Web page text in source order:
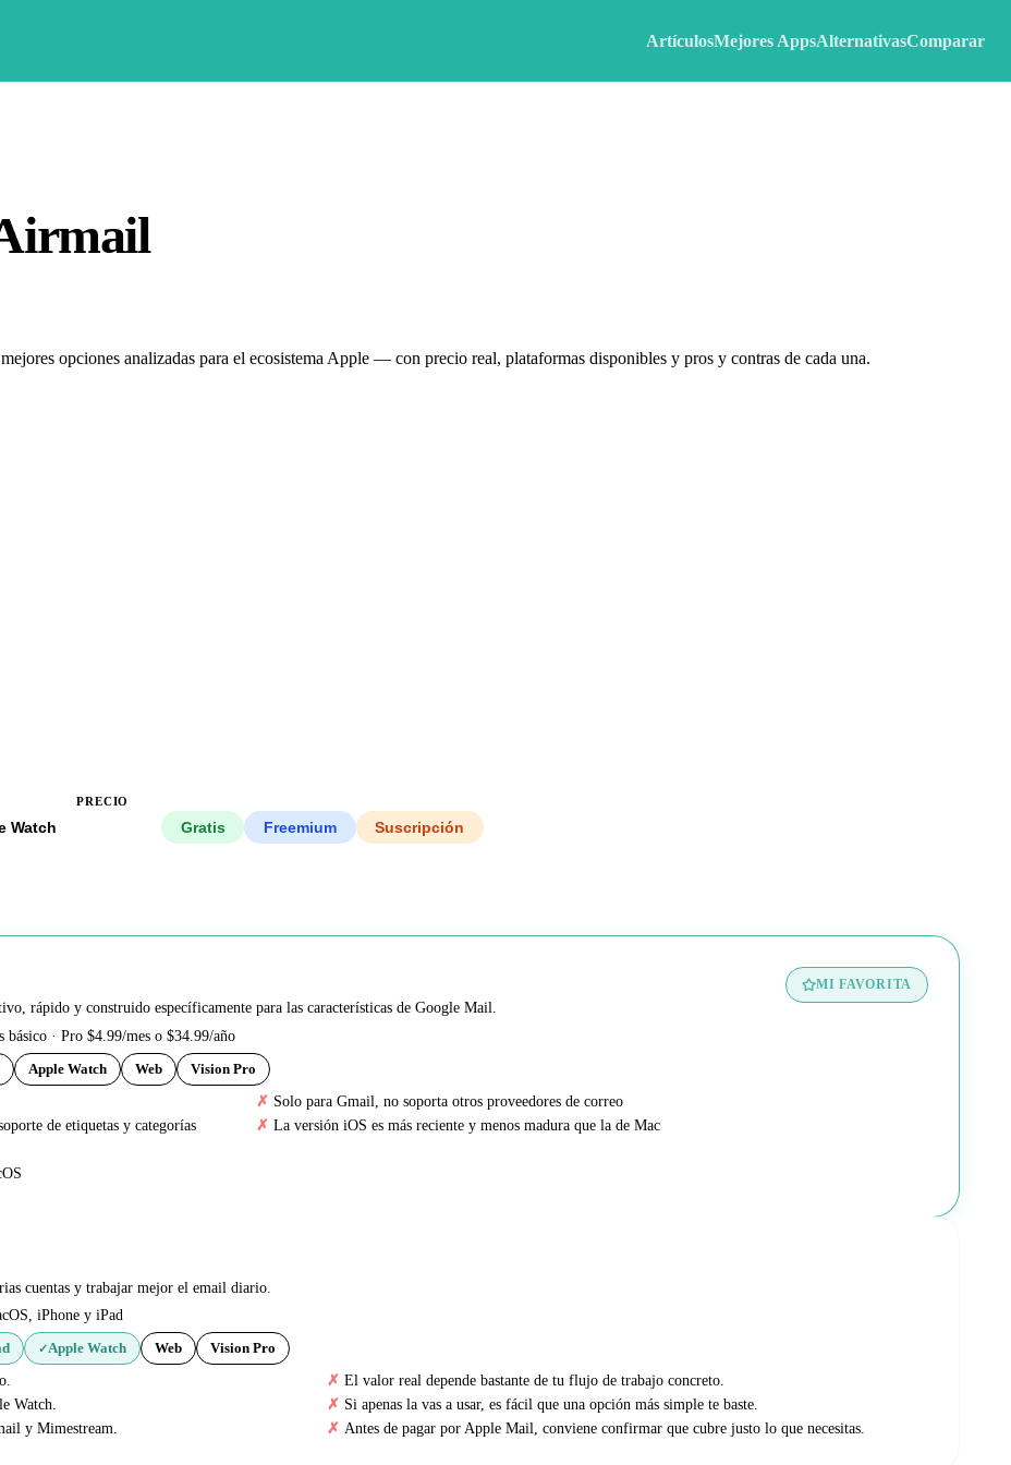
ArtículosMejores AppsAlternativasComparar
opciones analizadas para el ecosistema Apple — con precio real, plataformas disponibles y pros y contras de cada una.
Watch
PRECIO
Gratis Freemium Suscripción
rápido y construido específicamente para las características de Google Mail.
básico · Pro $4.99/mes o $34.99/año
Apple Watch Web Vision Pro
de etiquetas y categorías
Solo para Gmail, no soporta otros proveedores de correo
La versión iOS es más reciente y menos madura que la de Mac
MI FAVORITA
cuentas y trabajar mejor el email diario.
iPhone y iPad
✓Apple Watch Web Vision Pro
Watch.
y Mimestream.
El valor real depende bastante de tu flujo de trabajo concreto.
Si apenas la vas a usar, es fácil que una opción más simple te baste.
Antes de pagar por Apple Mail, conviene confirmar que cubre justo lo que necesitas.